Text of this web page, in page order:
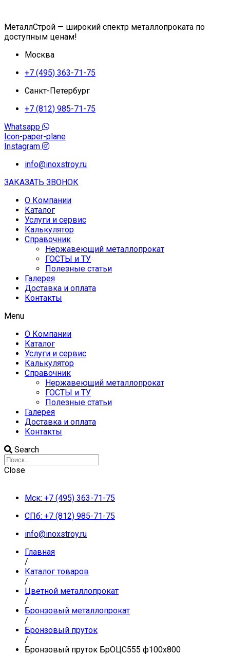
МеталлСтрой — широкий спектр металлопроката по
доступным ценам!
Москва
+7 (495) 363-71-75
Санкт-Петербург
+7 (812) 985-71-75
Whatsapp
Icon-paper-plane
Instagram
info@inoxstroy.ru
ЗАКАЗАТЬ ЗВОНОК
О Компании
Каталог
Услуги и сервис
Калькулятор
Справочник
Нержавеющий металлопрокат
ГОСТЫ и ТУ
Полезные статьи
Галерея
Доставка и оплата
Контакты
Menu
О Компании
Каталог
Услуги и сервис
Калькулятор
Справочник
Нержавеющий металлопрокат
ГОСТЫ и ТУ
Полезные статьи
Галерея
Доставка и оплата
Контакты
Search
Close
Мск: +7 (495) 363-71-75
СПб: +7 (812) 985-71-75
info@inoxstroy.ru
Главная
/
Каталог товаров
/
Цветной металлопрокат
/
Бронзовый металлопрокат
/
Бронзовый пруток
/
Бронзовый пруток БрОЦС555 ф100х800